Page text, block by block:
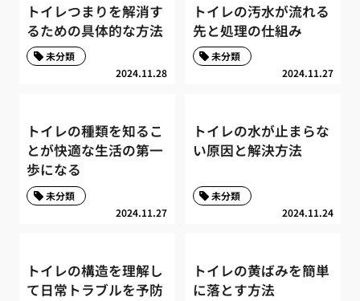
トイレつまりを解消す
るための具体的な方法
2024.11.28
未分類
トイレの汚水が流れる
先と処理の仕組み
2024.11.27
未分類
トイレの種類を知るこ
とが快適な生活の第一
歩になる
2024.11.27
未分類
トイレの水が止まらな
い原因と解決方法
2024.11.24
未分類
トイレの構造を理解し
て日常トラブルを予防
トイレの黄ばみを簡単
に落とす方法